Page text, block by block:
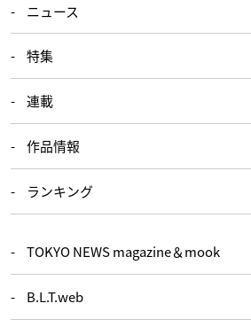
ニュース
特集
連載
作品情報
ランキング
TOKYO NEWS magazine＆mook
B.L.T.web